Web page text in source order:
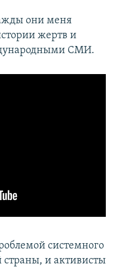
они меня
жертв и
СМИ.
системного
страны, и активисты